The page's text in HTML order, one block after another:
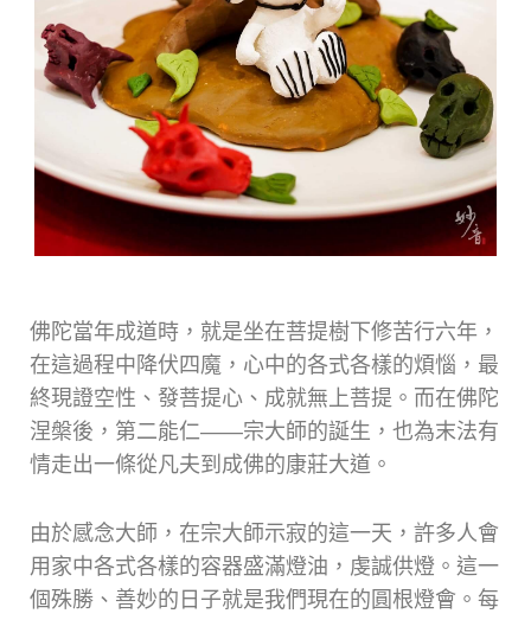
佛陀當年成道時，就是坐在菩提樹下修苦行六年，
在這過程中降伏四魔，心中的各式各樣的煩惱，最
終現證空性、發菩提心、成就無上菩提。而在佛陀
涅槃後，第二能仁——宗大師的誕生，也為末法有
情走出一條從凡夫到成佛的康莊大道。
由於感念大師，在宗大師示寂的這一天，許多人會
用家中各式各樣的容器盛滿燈油，虔誠供燈。這一
個殊勝、善妙的日子就是我們現在的圓根燈會。每